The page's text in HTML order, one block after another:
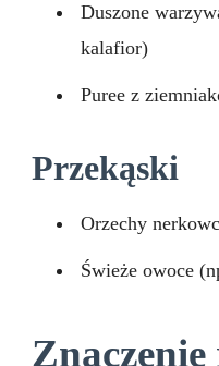
Duszone
kalafior)
Puree z
Przekąski
Orzechy
Świeże owoce